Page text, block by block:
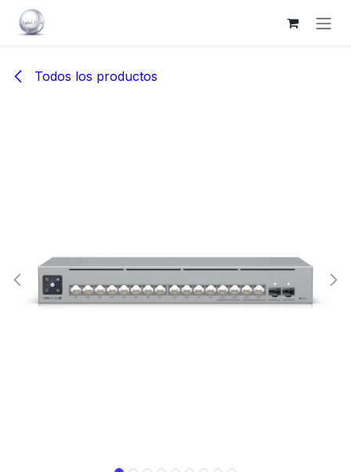
Ir al contenido
Todos los productos